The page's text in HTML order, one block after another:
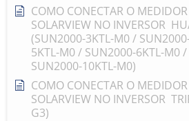
COMO CONECTAR O
SOLARVIEW NO INVERSOR
(SUN2000-3KTL-M0 /
5KTL-M0 / SUN2000-6KTL-M0
SUN2000-10KTL-M0)
COMO CONECTAR O
SOLARVIEW NO INVERSOR
G3)